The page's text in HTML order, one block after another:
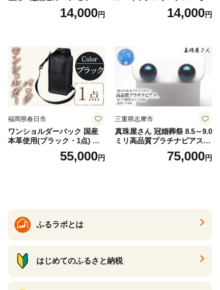
羽付き ナプキン 生理用品 サ
ニタリー ユニ・チャーム
14,000円
V2618P】Lサイズ クリアベ
ージュ3枚セット [№5716-04
14,000円
福岡県春日市
ワンショルダーバック 国産
本革使用(ブラック・1点) 鞄
バック バッグ カバン レザー
国産 日本製 牛革 黒 革 革製
55,000円
三重県志摩市
真珠屋さん 冠婚葬祭 8.5～9.0
ミリ高品質プラチナピアス P
t900 志摩産アコヤ真珠 ブラ
ックパール 黒真珠75,000円
ふるラボとは
はじめてのふるさと納税